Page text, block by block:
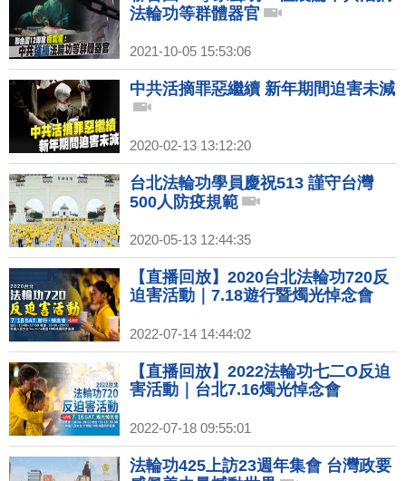
法輪功等群體器官
2021-10-05 15:53:06
中共活摘罪惡繼續 新年期間迫害未減
2020-02-13 13:12:20
台北法輪功學員慶祝513 謹守台灣
500人防疫規範
2020-05-13 12:44:35
【直播回放】2020台北法輪功720反
迫害活動｜7.18遊行暨燭光悼念會
2022-07-14 14:44:02
【直播回放】2022法輪功七二O反迫
害活動｜台北7.16燭光悼念會
2022-07-18 09:55:01
法輪功425上訪23週年集會 台灣政要